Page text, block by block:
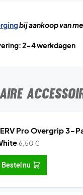
bij aankoop van
2-4 werkdagen
Pro Overgrip 3-
6,50€
Bestel nu